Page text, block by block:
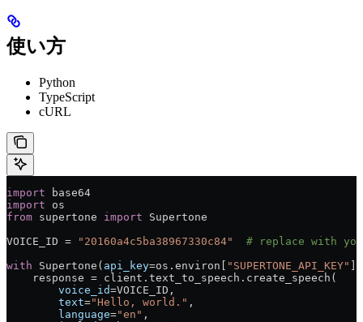
使い方
Python
TypeScript
cURL
import base64
import os
from supertone import Supertone
VOICE_ID =
"20160a4c5ba38967330c84"
# replace with
with Supertone( api_key=os.environ[ "SUPERTONE_API_KEY"
    response = client.text_to_speech.create_speech(
        voice_id
=VOICE_ID,
        text
="Hello, world." ,
        language
="en" ,